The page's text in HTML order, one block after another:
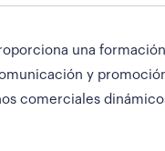
una
y
comerciales